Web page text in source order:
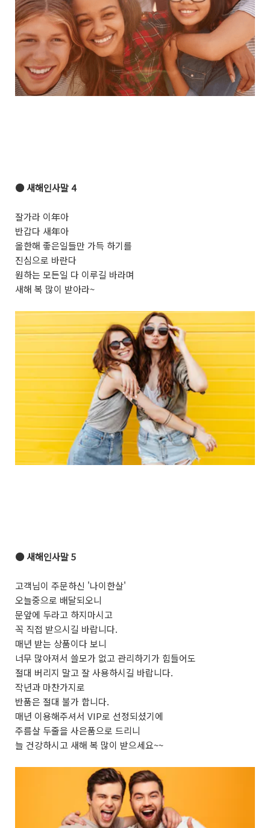
● 새해인사말 4
잘가라 이年아
반갑다 새年아
올한해 좋은일들만 가득 하기를
진심으로 바란다
원하는 모든일 다 이루길 바라며
새해 복 많이 받아라~
● 새해인사말 5
고객님이 주문하신 '나이한살'
오늘중으로 배달되오니
문앞에 두라고 하지마시고
꼭 직접 받으시길 바랍니다.
매년 받는 상품이다 보니
너무 많아져서 쓸모가 없고 관리하기가 힘들어도
절대 버리지 말고 잘 사용하시길 바랍니다.
작년과 마찬가지로
반품은 절대 불가 합니다.
매년 이용해주셔서 VIP로 선정되셨기에
주름살 두줄을 사은품으로 드리니
늘 건강하시고 새해 복 많이 받으세요~~